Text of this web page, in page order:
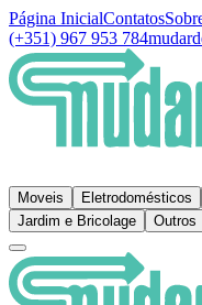
Página InicialContatos
(+351) 967 953 784
Moveis Eletrodomésticos
Jardim e Bricolage
Outros